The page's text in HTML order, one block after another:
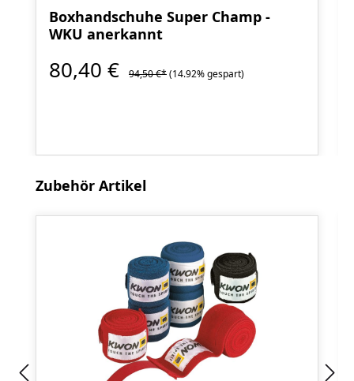
Boxhandschuhe Super Champ -
WKU anerkannt
80,40 € 94,50 €*(14.92% gespart)
Produktgalerie überspringen
Zubehör Artikel